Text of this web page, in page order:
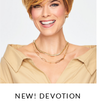
NEW! DEVOTION